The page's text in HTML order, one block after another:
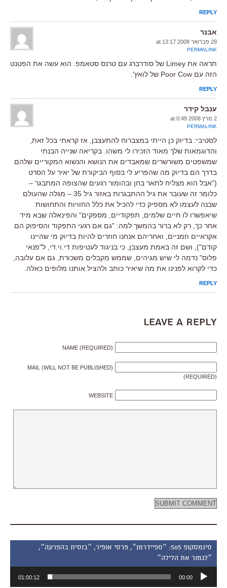
REPLY
אבנר
29 פברואר 2008 at 13:17
PERMALINK
תראה את Limey של סודרברג עם טרנס סטאמפ. הוא עשה את הפטנט
הזה עם Poor Cow של לואץ'.
REPLY
ענבל קידר
2 מרץ 2008 at 0:49
PERMALINK
לסטיבי: בדיוק כן הייתי במצברוח להתעצבן, אז קראתי בכל זאת,
והדוגמאות שלך מאוד הזכירו לי משהו. בקריאה שנייה הבנתי
שמשפטים משורשרים שמאבדים את הנושא והנשוא המקוריים שלהם
בדרך הם בדיוק מה שהפריע לי בסוף הביקורת של יאיר על הסרט
("אבל הוא מצליח לתאר בחן ובהומור רגעים שהצופה המתבגר –
כלומר זה שעובר את גיל ההתבגרות באזור גיל 35 – מגלה שהעולם
שבנה לעצמו לא מספיק כדי להכיל את כלל החוויות והתחושות
שיאפשרו לו חיים שלמים, תפקודיים, מספקים" והפינאלה שבא מיד
אחר כך, רק לא ברור בהמשך למה: "גם אם רגעי התפקוד והסיפוק הם
אקראיים וזמניים, ואחריהם אנחנו חוזרים להיות בדיוק מי שהיינו
קודם"), ושם זה באמת מעצבן, כי בניגוד לעטיפות די.וי.די, ל"פנאי
פלוס" נדמה לי שיש מגיהים, שממש מקבלים משכורת, גם אם עלובה,
כדי לקרוא לפנינו את מה שיאיר כותב ולהציל אותנו מלופים כאלה.
REPLY
Leave a Reply
NAME (REQUIRED)
MAIL (WILL NOT BE PUBLISHED)
(REQUIRED)
WEBSITE
סינמסקופ 505: ״ספיידרמן״, פרסי אופיר, ״בוסית בהפרעה״,
״לגמור את הלילה״
אודיו
00:00
01:00:12